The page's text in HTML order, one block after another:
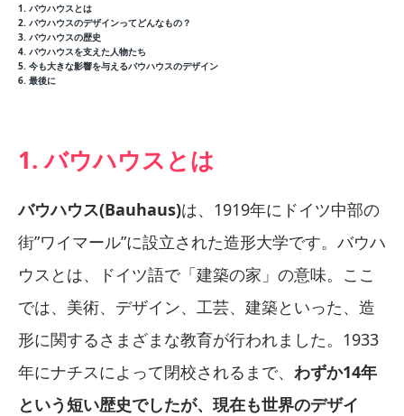
1. バウハウスとは
2. バウハウスのデザインってどんなもの？
3. バウハウスの歴史
4. バウハウスを支えた人物たち
5. 今も大きな影響を与えるバウハウスのデザイン
6. 最後に
1. バウハウスとは
バウハウス(Bauhaus)は、1919年にドイツ中部の
街”ワイマール”に設立された造形大学です。バウハ
ウスとは、ドイツ語で「建築の家」の意味。ここ
では、美術、デザイン、工芸、建築といった、造
形に関するさまざまな教育が行われました。1933
年にナチスによって閉校されるまで、 わずか14年
という短い歴史でしたが、現在も世界のデザイ